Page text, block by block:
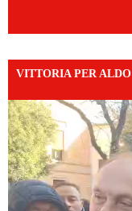
VITTORIA PER ALDO